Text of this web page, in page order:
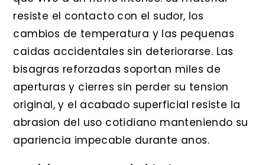
resiste el contacto con el sudor, los
cambios de temperatura y las pequenas
caidas accidentales sin deteriorarse. Las
bisagras reforzadas soportan miles de
aperturas y cierres sin perder su tension
original, y el acabado superficial resiste la
abrasion del uso cotidiano manteniendo su
apariencia impecable durante anos.